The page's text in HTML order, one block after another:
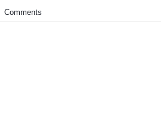
Comments